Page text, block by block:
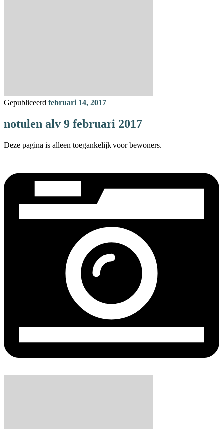
Gepubliceerd februari 14, 2017
notulen alv 9 februari 2017
Deze pagina is alleen toegankelijk voor bewoners.